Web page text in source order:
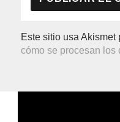
Este sitio usa
cómo se procesan los